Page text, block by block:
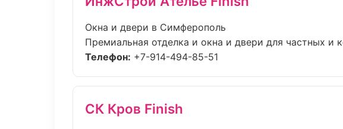
Окна и двери в Симферополь
Премиальная отделка и окна и двери для частных и
Телефон: +7-914-494-85-51
СК Кров Finish